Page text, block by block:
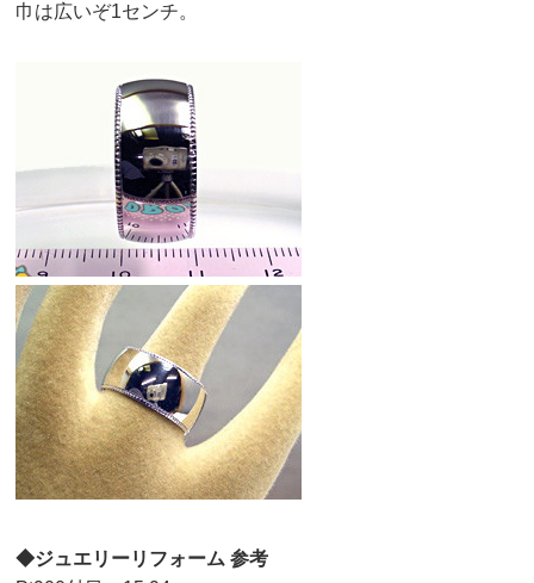
巾は広いぞ1センチ。
◆ジュエリーリフォーム 参考